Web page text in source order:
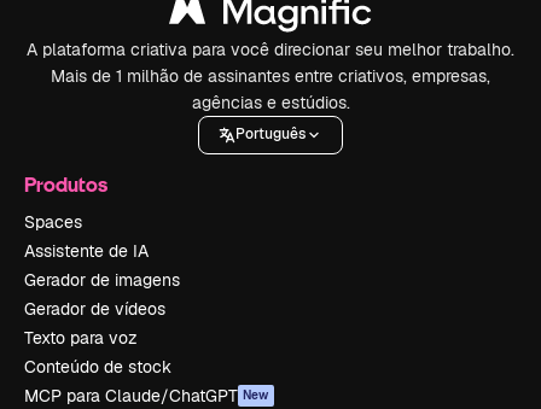
A plataforma criativa para você direcionar seu melhor trabalho.
Mais de 1 milhão de assinantes entre criativos, empresas,
agências e estúdios.
Português
Produtos
Spaces
Assistente de IA
Gerador de imagens
Gerador de vídeos
Texto para voz
Conteúdo de stock
MCP para Claude/ChatGPT New